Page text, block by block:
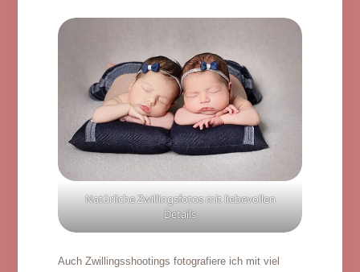
Natürliche Zwillingsfotos mit liebevollen
Details
Auch Zwillingsshootings fotografiere ich mit viel